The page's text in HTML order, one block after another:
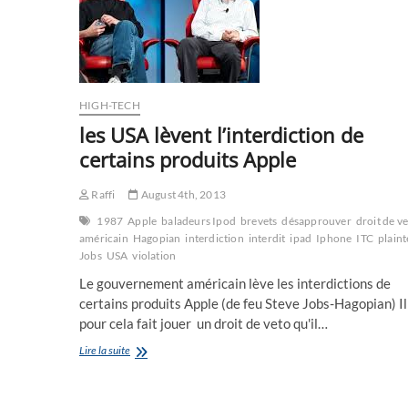
HIGH-TECH
les USA lèvent l’interdiction de
certains produits Apple
Raffi
August 4th, 2013
1987 Apple baladeurs Ipod brevets désapprouver droit de
américain Hagopian interdiction interdit ipad Iphone ITC
Jobs USA violation
Le gouvernement américain lève les interdictions de
certains produits Apple (de feu Steve Jobs-Hagopian) Il
pour cela fait jouer un droit de veto qu'il…
Lire la suiteles